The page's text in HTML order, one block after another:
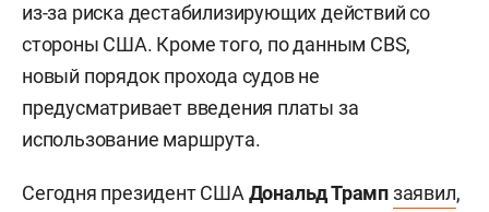
из-за риска дестабилизирующих действий со
стороны США. Кроме того, по данным CBS,
новый порядок прохода судов не
предусматривает введения платы за
использование маршрута.
Сегодня президент СШАДональд Трампзаявил,